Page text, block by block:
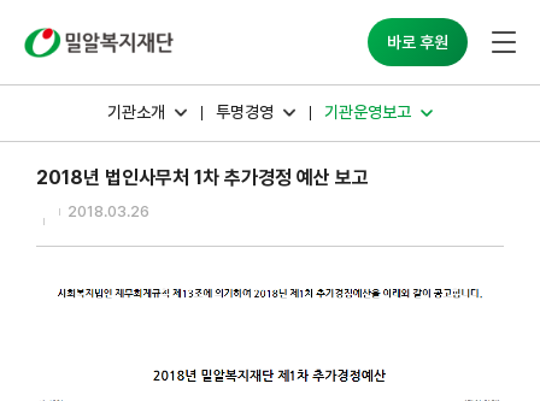
바로 후원
기관소개 투명경영 기관운영보고
2018년 법인사무처 1차 추가경정 예산 보고
2018.03.26